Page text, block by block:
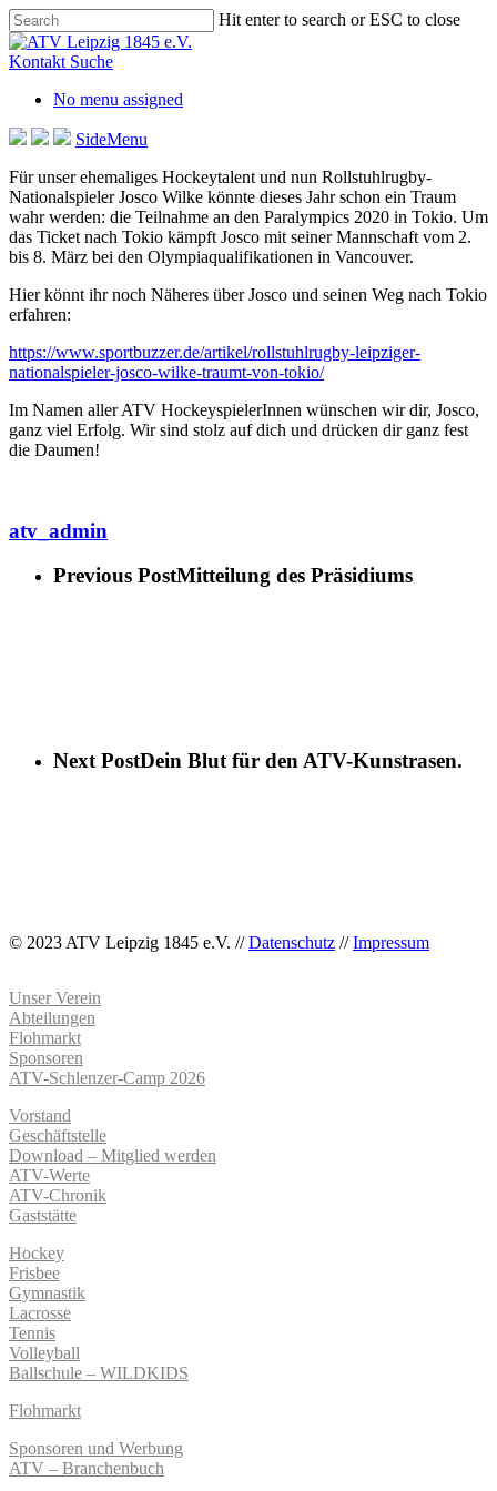
Skip
to
main
Hit enter to search or ESC to close
Close
Search
Kontakt Suche
No menu assigned
SideMenu
Für unser ehemaliges Hockeytalent und nun Rollstuhlrugby-
Nationalspieler Josco Wilke könnte dieses Jahr schon ein Traum
wahr werden: die Teilnahme an den Paralympics 2020 in Tokio. Um
das Ticket nach Tokio kämpft Josco mit seiner Mannschaft vom 2.
bis 8. März bei den Olympiaqualifikationen in Vancouver.
Hier könnt ihr noch Näheres über Josco und seinen Weg nach Tokio
erfahren:
https://www.sportbuzzer.de/artikel/rollstuhlrugby-leipziger-
nationalspieler-josco-wilke-traumt-von-tokio/
Im Namen aller ATV HockeyspielerInnen wünschen wir dir, Josco,
ganz viel Erfolg. Wir sind stolz auf dich und drücken dir ganz fest
die Daumen!
atv_admin
Previous PostMitteilung des Präsidiums
Next PostDein Blut für den ATV-Kunstrasen.
© 2023 ATV Leipzig 1845 e.V. //Datenschutz //Impressum
Unser Verein
Abteilungen
Flohmarkt
Sponsoren
ATV-Schlenzer-Camp 2026
Vorstand
Geschäftstelle
Download – Mitglied werden
ATV-Werte
ATV-Chronik
Gaststätte
Hockey
Frisbee
Gymnastik
Lacrosse
Tennis
Volleyball
Ballschule – WILDKIDS
Flohmarkt
Sponsoren und Werbung
ATV – Branchenbuch